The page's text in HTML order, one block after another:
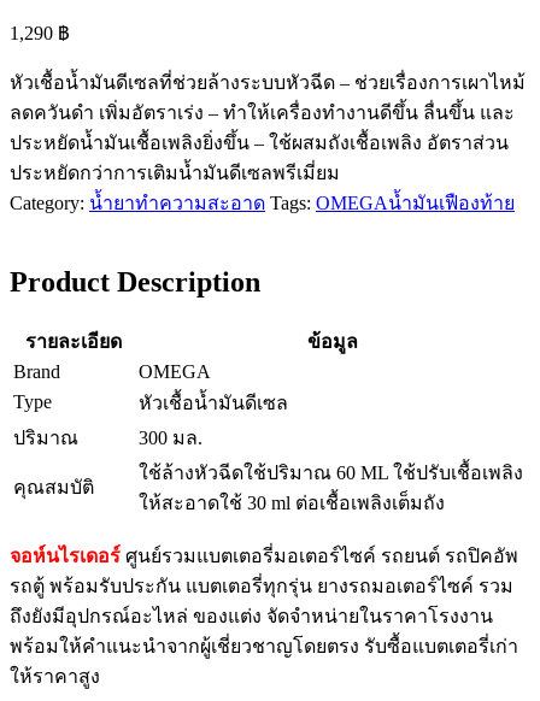
1,290 ฿
หัวเชื้อน้ำมันดีเซลที่ช่วยล้างระบบหัวฉีด – ช่วยเรื่องการเผาไหม้
ลดควันดำ เพิ่มอัตราเร่ง – ทำให้เครื่องทำงานดีขึ้น ลื่นขึ้น และ
ประหยัดน้ำมันเชื้อเพลิงยิ่งขึ้น – ใช้ผสมถังเชื้อเพลิง อัตราส่วน
ประหยัดกว่าการเติมน้ำมันดีเซลพรีเมี่ยม
Category: น้ำยาทำความสะอาด Tags: OMEGAน้ำมันเฟืองท้าย
Product Description
รายละเอียด
ข้อมูล
Brand
OMEGA
Type
หัวเชื้อน้ำมันดีเซล
ปริมาณ
300 มล.
คุณสมบัติ
ใช้ล้างหัวฉีดใช้ปริมาณ 60 ML ใช้ปรับเชื้อเพลิง
ให้สะอาดใช้ 30 ml ต่อเชื้อเพลิงเต็มถัง
จอห์นไรเดอร์ ศูนย์รวมแบตเตอรี่มอเตอร์ไซค์ รถยนต์ รถปิคอัพ
รถตู้ พร้อมรับประกัน แบตเตอรี่ทุกรุ่น ยางรถมอเตอร์ไซค์ รวม
ถึงยังมีอุปกรณ์อะไหล่ ของแต่ง จัดจำหน่ายในราคาโรงงาน
พร้อมให้คำแนะนำจากผู้เชี่ยวชาญโดยตรง รับซื้อแบตเตอรี่เก่า
ให้ราคาสูง